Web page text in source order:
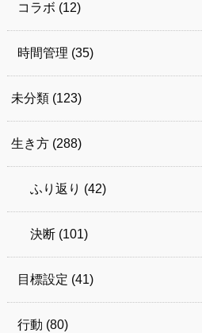
コラボ (12)
時間管理 (35)
未分類 (123)
生き方 (288)
ふり返り (42)
決断 (101)
目標設定 (41)
行動 (80)